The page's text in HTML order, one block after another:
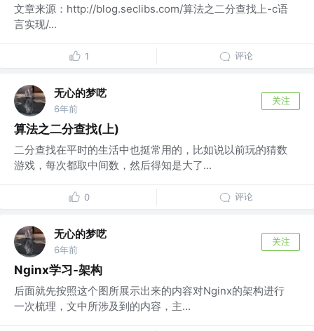
文章来源：http://blog.seclibs.com/算法之二分查找上-c语
言实现/...
1 评论
无心的梦呓
6年前
关注
算法之二分查找(上)
二分查找在平时的生活中也挺常用的，比如说以前玩的猜数
游戏，每次都取中间数，然后得知是大了...
0 评论
无心的梦呓
6年前
关注
Nginx学习-架构
后面就先按照这个图所展示出来的内容对Nginx的架构进行
一次梳理，文中所涉及到的内容，主...